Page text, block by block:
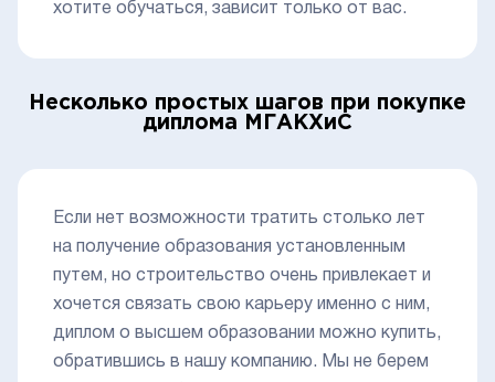
хотите обучаться, зависит только от вас.
Несколько простых шагов при покупке
диплома МГАКХиС
Если нет возможности тратить столько лет
на получение образования установленным
путем, но строительство очень привлекает и
хочется связать свою карьеру именно с ним,
диплом о высшем образовании можно купить,
обратившись в нашу компанию. Мы не берем